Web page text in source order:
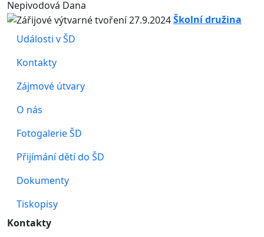
Školní družina
Události v ŠD
Kontakty
Zájmové útvary
O nás
Fotogalerie ŠD
Přijímání dětí do ŠD
Dokumenty
Tiskopisy
Kontakty